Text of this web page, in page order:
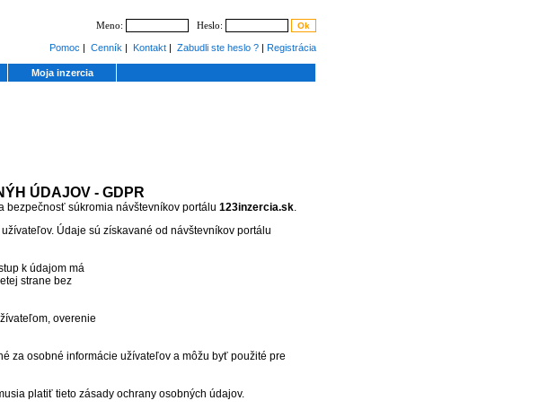
Meno: Heslo:
Pomoc | Cenník | Kontakt | Zabudli ste heslo ? | Registrácia
Moja inzercia
ÚDAJOV - GDPR
bezpečnosť súkromia návštevníkov portálu 123inzercia.sk.
Údaje sú získavané od návštevníkov portálu
k údajom má
strane bez
overenie
za osobné informácie užívateľov a môžu byť použité pre
platiť tieto zásady ochrany osobných údajov.